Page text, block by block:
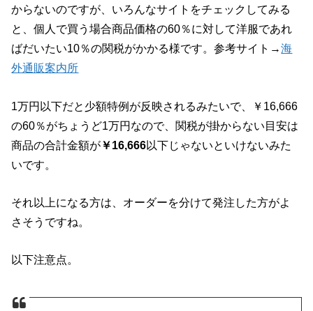
からないのですが、いろんなサイトをチェックしてみる
と、個人で買う場合商品価格の60％に対して洋服であれ
ばだいたい10％の関税がかかる様です。参考サイト→海
外通販案内所
1万円以下だと少額特例が反映されるみたいで、￥16,666
の60％がちょうど1万円なので、関税が掛からない目安は
商品の合計金額が￥16,666以下じゃないといけないみた
いです。
それ以上になる方は、オーダーを分けて発注した方がよ
さそうですね。
以下注意点。